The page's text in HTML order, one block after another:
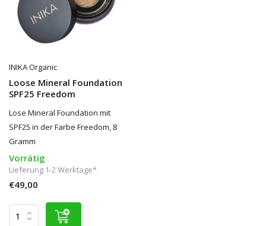
INIKA Organic
Loose Mineral Foundation
SPF25 Freedom
Lose Mineral Foundation mit
SPF25 in der Farbe Freedom, 8
Gramm
Vorrätig
Lieferung 1-2 Werktage*
€49,00